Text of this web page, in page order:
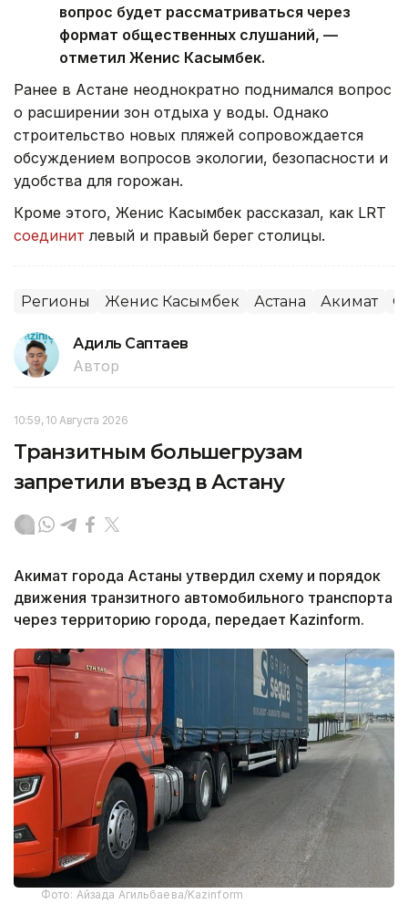
вопрос будет рассматриваться через
формат общественных слушаний, —
отметил Женис Касымбек.
Ранее в Астане неоднократно поднимался вопрос
о расширении зон отдыха у воды. Однако
строительство новых пляжей сопровождается
обсуждением вопросов экологии, безопасности и
удобства для горожан.
Кроме этого, Женис Касымбек рассказал, как LRT
соединит левый и правый берег столицы.
Регионы Женис Касымбек Астана Акимат
Адиль Саптаев
Автор
10:59, 10 Августа 2026
Транзитным большегрузам
запретили въезд в Астану
Акимат города Астаны утвердил схему и порядок
движения транзитного автомобильного транспорта
через территорию города, передает Kazinform.
Фото: Айзада Агильбаева/Kazinform